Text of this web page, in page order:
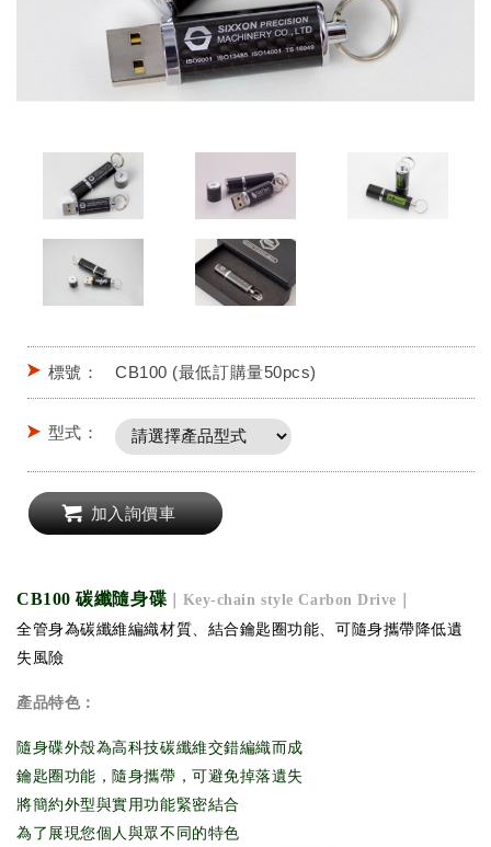
標號： CB100 (最低訂購量50pcs)
型式：
加入詢價車
CB100 碳纖隨身碟 ｜Key-chain style Carbon Drive｜
全管身為碳纖維編織材質、結合鑰匙圈功能、可隨身攜帶降低遺
失風險
產品特色：
隨身碟外殼為高科技碳纖維交錯編織而成
鑰匙圈功能，隨身攜帶，可避免掉落遺失
將簡約外型與實用功能緊密結合
為了展現您個人與眾不同的特色